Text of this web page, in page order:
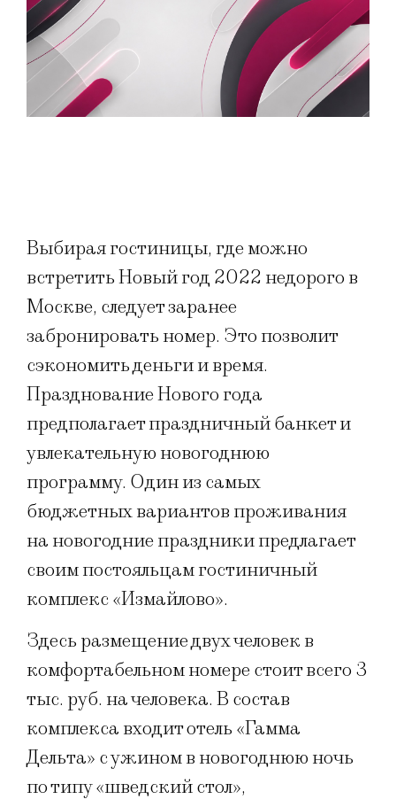
Выбирая гостиницы, где можно
встретить Новый год 2022 недорого в
Москве, следует заранее
забронировать номер. Это позволит
сэкономить деньги и время.
Празднование Нового года
предполагает праздничный банкет и
увлекательную новогоднюю
программу. Один из самых
бюджетных вариантов проживания
на новогодние праздники предлагает
своим постояльцам гостиничный
комплекс «Измайлово».
Здесь размещение двух человек в
комфортабельном номере стоит всего 3
тыс. руб. на человека. В состав
комплекса входит отель «Гамма
Дельта» с ужином в новогоднюю ночь
по типу «шведский стол»,